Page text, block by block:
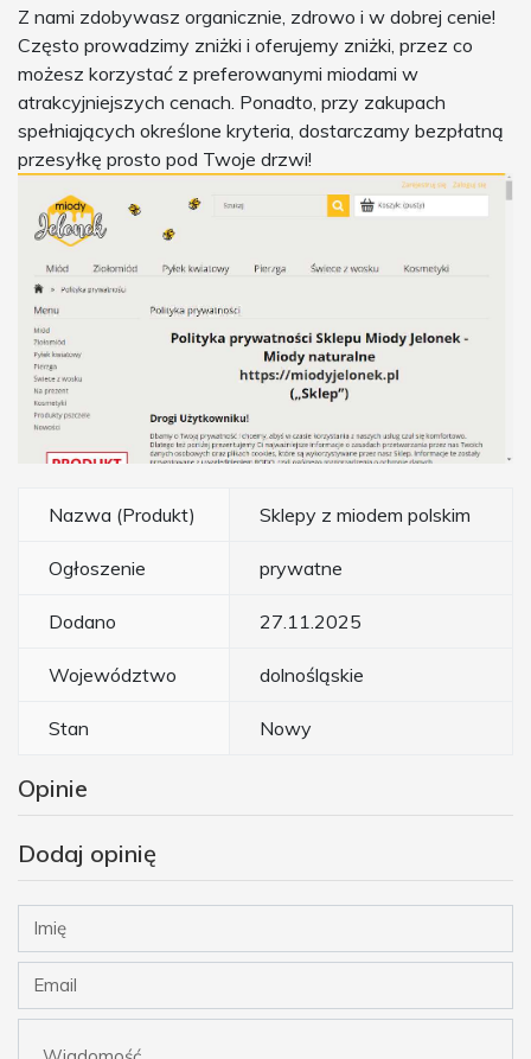
Z nami zdobywasz organicznie, zdrowo i w dobrej cenie!
Często prowadzimy zniżki i oferujemy zniżki, przez co
możesz korzystać z preferowanymi miodami w
atrakcyjniejszych cenach. Ponadto, przy zakupach
spełniających określone kryteria, dostarczamy bezpłatną
przesyłkę prosto pod Twoje drzwi!
Nazwa (Produkt) Sklepy z miodem polskim
Ogłoszenie prywatne
Dodano 27.11.2025
Województwo dolnośląskie
Stan Nowy
Opinie
Dodaj opinię